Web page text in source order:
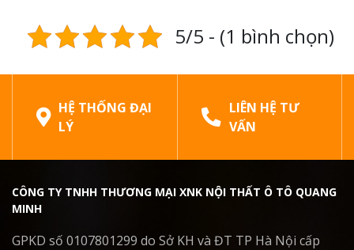
5/5 - (1 bình chọn)
HỆ THỐNG ĐẠI
LÝ
LIÊN HỆ TƯ
VẤN
CÔNG TY TNHH THƯƠNG MẠI XNK NỘI THẤT Ô TÔ QUANG
MINH
GPKD số 0107801299 do Sở KH và ĐT TP Hà Nội cấp